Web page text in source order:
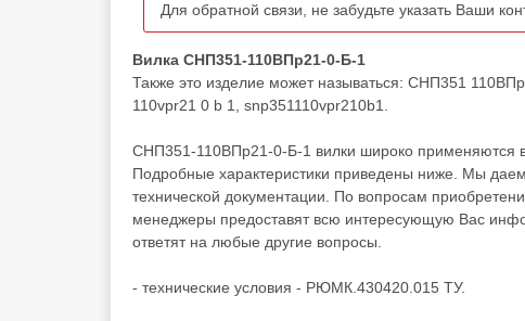
Для обратной связи, не забудьте указать Ваши
Вилка СНП351-110ВПр21-0-Б-1
Также это изделие может называться: СНП351
110vpr21 0 b 1, snp351110vpr210b1.
СНП351-110ВПр21-0-Б-1 вилки широко применяются
Подробные характеристики приведены ниже. Мы даем
технической документации. По вопросам
менеджеры предоставят всю интересующую Вас
ответят на любые другие вопросы.
- технические условия - РЮМК.430420.015 ТУ.